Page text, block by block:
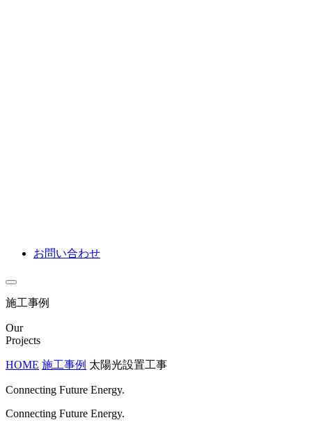
お問い合わせ
施工事例
Our
Projects
HOME 施工事例 太陽光設置工事
Connecting Future Energy.
Connecting Future Energy.